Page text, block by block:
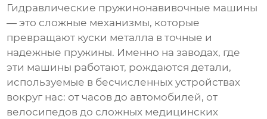
Гидравлические пружинонавивочные машины
— это сложные механизмы, которые
превращают куски металла в точные и
надежные пружины. Именно на заводах, где
эти машины работают, рождаются детали,
используемые в бесчисленных устройствах
вокруг нас: от часов до автомобилей, от
велосипедов до сложных медицинских